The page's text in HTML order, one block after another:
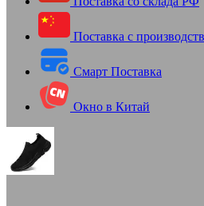
Поставка с
Смарт Поставка
Окно в Китай